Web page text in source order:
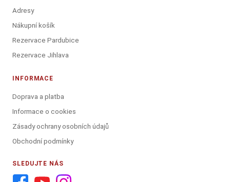
Adresy
Nákupní košík
Rezervace Pardubice
Rezervace Jihlava
INFORMACE
Doprava a platba
Informace o cookies
Zásady ochrany osobních údajů
Obchodní podmínky
SLEDUJTE NÁS